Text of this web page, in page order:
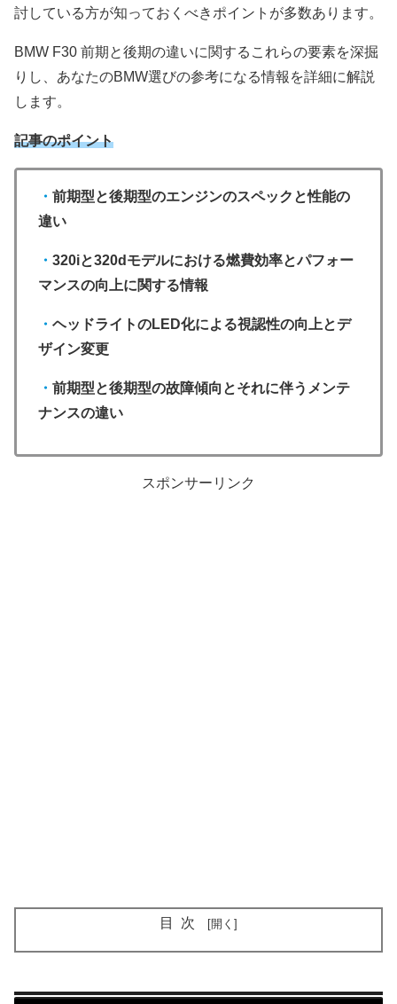
討している方が知っておくべきポイントが多数あります。
BMW F30 前期と後期の違いに関するこれらの要素を深掘
りし、あなたのBMW選びの参考になる情報を詳細に解説
します。
記事のポイント
・ 前期型と後期型のエンジンのスペックと性能の
違い
・ 320iと320dモデルにおける燃費効率とパフォー
マンスの向上に関する情報
・ ヘッドライトのLED化による視認性の向上とデ
ザイン変更
・ 前期型と後期型の故障傾向とそれに伴うメンテ
ナンスの違い
スポンサーリンク
目次